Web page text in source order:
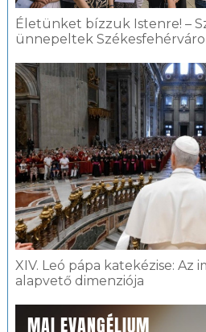
Életünket bízzuk Istenre! –
ünnepeltek
XIV. Leó pápa katekézise: Az
alapvető dimenziója
MAI EVANGÉLIUM